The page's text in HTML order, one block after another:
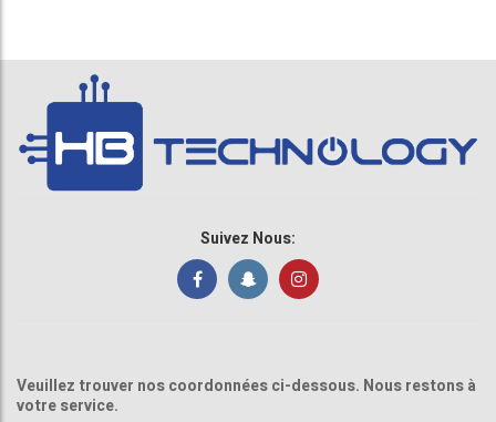
Suivez Nous:
Veuillez trouver nos coordonnées ci-dessous. Nous restons à
votre service.